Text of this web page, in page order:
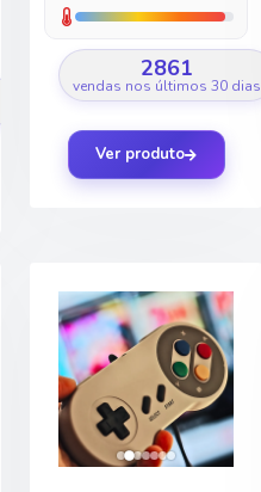
2861
vendas nos últimos 30 dias
Ver produto